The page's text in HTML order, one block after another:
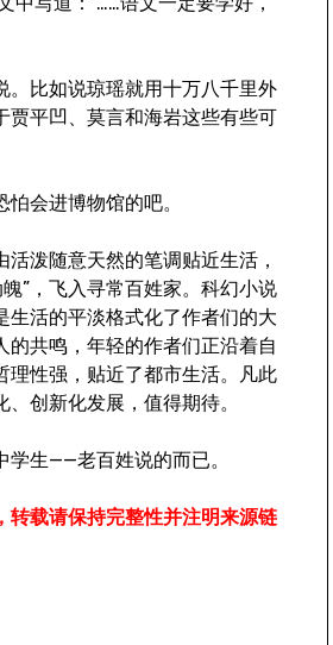
。比如说琼瑶就用十万八千里外
贾平凹、莫言和海岩这些有些可
会进博物馆的吧。
泼随意天然的笔调贴近生活，
”，飞入寻常百姓家。科幻小说
生活的平淡格式化了作者们的大
共鸣，年轻的作者们正沿着自
理性强，贴近了都市生活。凡此
创新化发展，值得期待。
生——老百姓说的而已。
转载请保持完整性并注明来源链